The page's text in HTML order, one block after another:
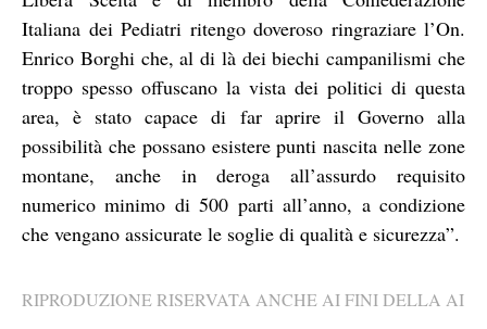
Italiana dei Pediatri ritengo doveroso ringraziare l’On.
Enrico Borghi che, al di là dei biechi campanilismi che
troppo spesso offuscano la vista dei politici di questa
area, è stato capace di far aprire il Governo alla
possibilità che possano esistere punti nascita nelle zone
montane, anche in deroga all’assurdo requisito
numerico minimo di 500 parti all’anno, a condizione
che vengano assicurate le soglie di qualità e sicurezza”.
RIPRODUZIONE RISERVATA ANCHE AI FINI DELLA AI